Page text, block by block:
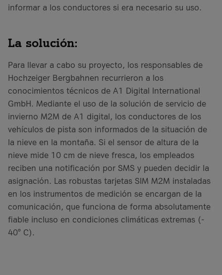
informar a los conductores si era necesario su uso.
La solución:
Para llevar a cabo su proyecto, los responsables de
Hochzeiger Bergbahnen recurrieron a los
conocimientos técnicos de A1 Digital International
GmbH. Mediante el uso de la solución de servicio de
invierno M2M de A1 digital, los conductores de los
vehículos de pista son informados de la situación de
la nieve en la montaña. Si el sensor de altura de la
nieve mide 10 cm de nieve fresca, los empleados
reciben una notificación por SMS y pueden decidir la
asignación. Las robustas tarjetas SIM M2M instaladas
en los instrumentos de medición se encargan de la
comunicación, que funciona de forma absolutamente
fiable incluso en condiciones climáticas extremas (-
40° C).